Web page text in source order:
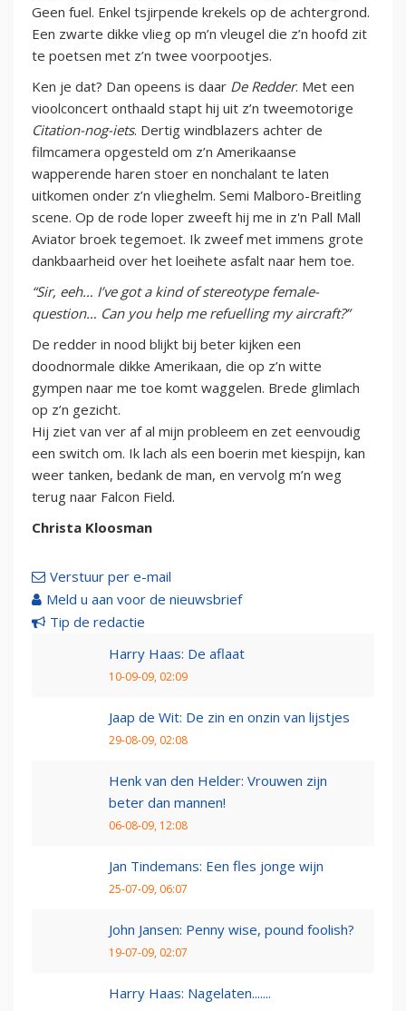
Geen fuel. Enkel tsjirpende krekels op de achtergrond.
Een zwarte dikke vlieg op m’n vleugel die z’n hoofd zit
te poetsen met z’n twee voorpootjes.
Ken je dat? Dan opeens is daar De Redder. Met een
vioolconcert onthaald stapt hij uit z’n tweemotorige
Citation-nog-iets. Dertig windblazers achter de
filmcamera opgesteld om z’n Amerikaanse
wapperende haren stoer en nonchalant te laten
uitkomen onder z’n vlieghelm. Semi Malboro-Breitling
scene. Op de rode loper zweeft hij me in z'n Pall Mall
Aviator broek tegemoet. Ik zweef met immens grote
dankbaarheid over het loeihete asfalt naar hem toe.
“Sir, eeh… I’ve got a kind of stereotype female-
question… Can you help me refuelling my aircraft?”
De redder in nood blijkt bij beter kijken een
doodnormale dikke Amerikaan, die op z’n witte
gympen naar me toe komt waggelen. Brede glimlach
op z’n gezicht.
Hij ziet van ver af al mijn probleem en zet eenvoudig
een switch om. Ik lach als een boerin met kiespijn, kan
weer tanken, bedank de man, en vervolg m’n weg
terug naar Falcon Field.
Christa Kloosman
Verstuur per e-mail
Meld u aan voor de nieuwsbrief
Tip de redactie
Harry Haas: De aflaat
10-09-09, 02:09
Jaap de Wit: De zin en onzin van lijstjes
29-08-09, 02:08
Henk van den Helder: Vrouwen zijn
beter dan mannen!
06-08-09, 12:08
Jan Tindemans: Een fles jonge wijn
25-07-09, 06:07
John Jansen: Penny wise, pound foolish?
19-07-09, 02:07
Harry Haas: Nagelaten.......